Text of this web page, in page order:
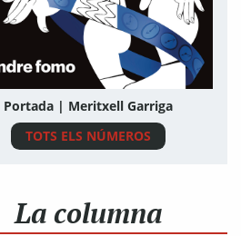
Portada | Meritxell Garriga
TOTS ELS NÚMEROS
La columna